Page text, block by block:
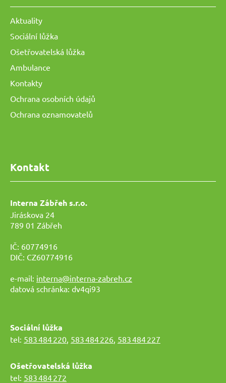
Aktuality
Sociální lůžka
Ošetřovatelská lůžka
Ambulance
Kontakty
Ochrana osobních údajů
Ochrana oznamovatelů
Kontakt
Interna Zábřeh s.r.o.
Jiráskova 24
789 01 Zábřeh
IČ: 60774916
DIČ: CZ60774916
e-mail: interna@interna-zabreh.cz
datová schránka: dv4qi93
Sociální lůžka
tel: 583 484 220, 583 484 226, 583 484 227
Ošetřovatelská lůžka
tel: 583 484 272